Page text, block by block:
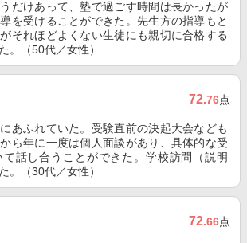
だけあって、塾で過ごす時間は長かったが
を受けることができた。先生方の指導もと
それほどよくない生徒にも親切に合格する
。（50代／女性）
72.76点
あふれていた。受験直前の決起大会なども
ら年に一度は個人面談があり、具体的な受
話し合うことができた。学校訪問（説明
。（30代／女性）
72.66点